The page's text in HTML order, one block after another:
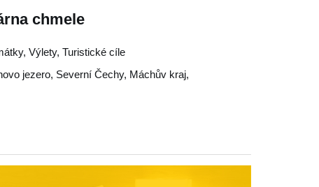
chmele
Výlety, Turistické cíle
jezero, Severní Čechy, Máchův kraj,